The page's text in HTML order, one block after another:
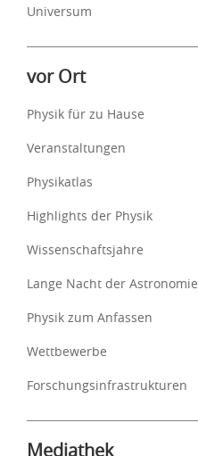
Universum
vor Ort
Physik für zu Hause
Veranstaltungen
Physikatlas
Highlights der Physik
Wissenschaftsjahre
Lange Nacht der Astronomie
Physik zum Anfassen
Wettbewerbe
Forschungsinfrastrukturen
Mediathek